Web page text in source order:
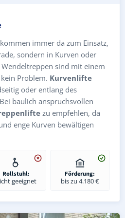
kommen immer da zum Einsatz,
sondern in Kurven oder
sind mit einem
kein Problem. Kurvenlifte
oder entlang des
baulich anspruchsvollen
zu empfehlen, da
enge Kurven bewältigen
Rollstuhl:
geeignet
Förderung:
bis zu 4.180 €